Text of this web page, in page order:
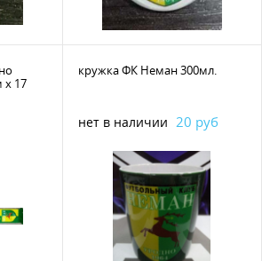
х 17
кружка ФК Неман 300мл.
нет в наличии 20 руб